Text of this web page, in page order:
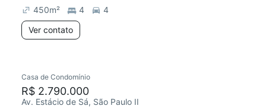
450m² 4
4
Ver contato
Casa de Condomínio
R$ 2.790.000
Av. Estácio de Sá, São Paulo II